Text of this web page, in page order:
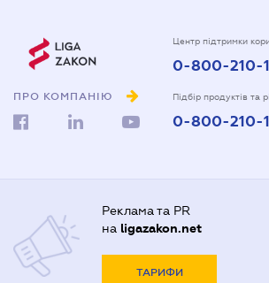
ПРО КОМПАНІЮ
Центр підтримки
0-800-210-
Підбір продуктів та
0-800-210-
Реклама та PR
на ligazakon.net
ТАРИФИ